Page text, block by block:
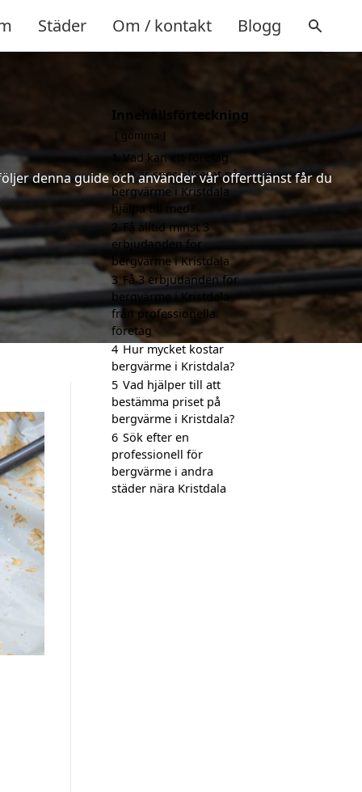
Städer Om / kontakt Blogg
denna guide och använder vår offerttjänst får du
Innehållsförteckning
gömma
1 Vad kan ett företag
som är specialiserat på
bergvärme i Kristdala
hjälpa till med?
2 Få alltid minst 3
erbjudanden för
bergvärme i Kristdala
3 Få 3 erbjudanden för
bergvärme i Kristdala
från professionella
företag
4 Hur mycket kostar
bergvärme i Kristdala?
5 Vad hjälper till att
bestämma priset på
bergvärme i Kristdala?
6 Sök efter en
professionell för
bergvärme i andra
städer nära Kristdala